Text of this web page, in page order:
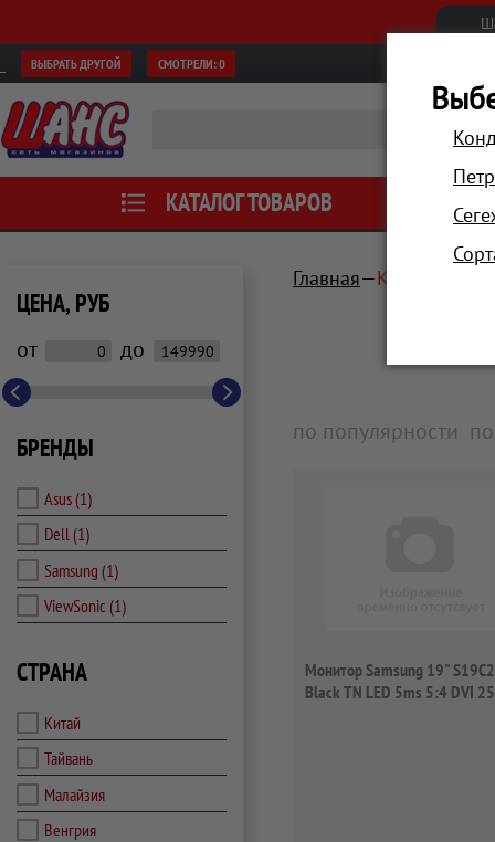
ВЫБРАТЬ ДРУГОЙ СМОТРЕЛИ:0
КАТАЛОГ ТОВАРОВ АКЦИИ
ЦЕНА, РУБ
от до
БРЕНДЫ
Asus(1)
Dell(1)
Samsung (1)
ViewSonic (1)
СТРАНА
Китай
Тайвань
Малайзия
Венгрия
Главная Компьютеры
по популярности
Монитор Samsung 19"
Black TN LED 5ms 5:4 DVI